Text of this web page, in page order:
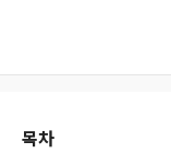
m’s Children Act, the
moted integrating
der to restrict parental
목차